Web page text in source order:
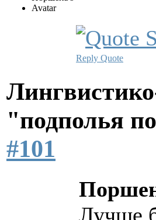
Reply Quote
"подполья
#101
Лучше